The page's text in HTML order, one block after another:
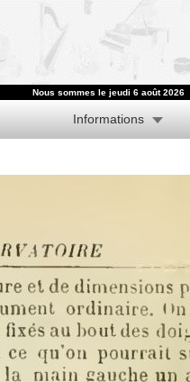
Nous sommes le jeudi 6 août 2026
Informations